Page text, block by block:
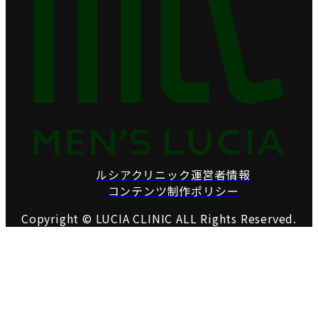
ルシアクリニック運営者情報
コンテンツ制作ポリシー
Copyright © LUCIA CLINIC ALL Rights Reserved.